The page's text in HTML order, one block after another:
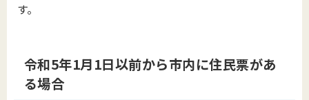
す。
令和5年1月1日以前から市内に住民票があ
る場合